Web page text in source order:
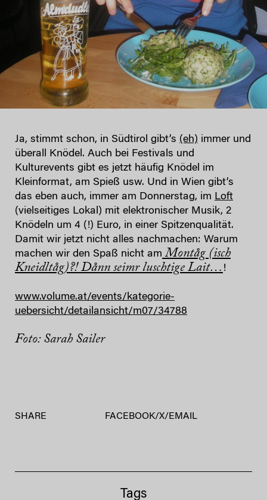
Ja, stimmt schon, in Südtirol gibt’s (eh) immer und
überall Knödel. Auch bei Festivals und
Kulturevents gibt es jetzt häufig Knödel im
Kleinformat, am Spieß usw. Und in Wien gibt’s
das eben auch, immer am Donnerstag, im Loft
(vielseitiges Lokal) mit elektronischer Musik, 2
Knödeln um 4 (!) Euro, in einer Spitzenqualität.
Damit wir jetzt nicht alles nachmachen: Warum
machen wir den Spaß nicht am Montåg (isch
Kneidltåg)?! Dånn seimr luschtige Lait… !
www.volume.at/events/kategorie-
uebersicht/detailansicht/m07/34788
Foto: Sarah Sailer
SHARE FACEBOOK/X/ EMAIL
Tags